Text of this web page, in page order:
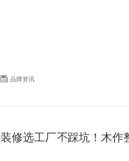
 品牌资讯
装修选工厂不踩坑！木作